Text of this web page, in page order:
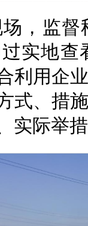
，监
实地
利用企
式、措
实际举